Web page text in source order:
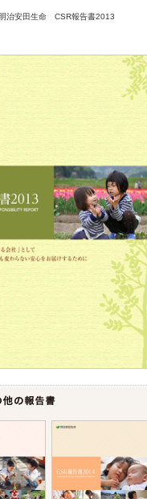
治安田生命 CSR報告書2013